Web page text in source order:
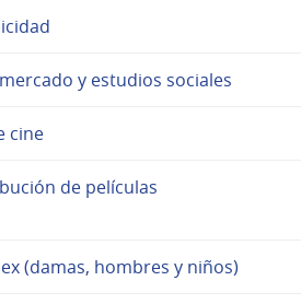
y estudios sociales
cine
de películas
(damas, hombres y niños)